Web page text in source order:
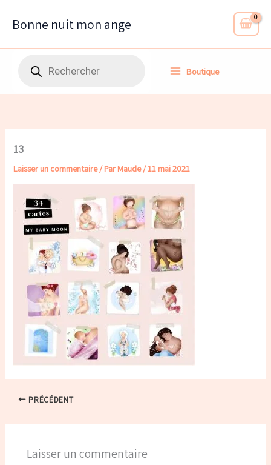
Bonne nuit mon ange
Boutique
13
Laisser un commentaire/ Par Maude/11 mai 2021
PRÉCÉDENT
Laisser un commentaire